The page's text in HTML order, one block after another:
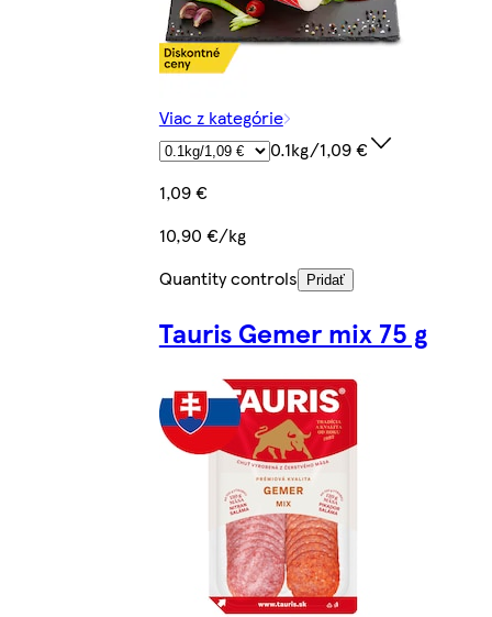
Viac z kategórie
0.1kg/1,09 €
1,09 €
10,90 €/kg
Quantity controls
Pridať
Tauris Gemer mix 75 g